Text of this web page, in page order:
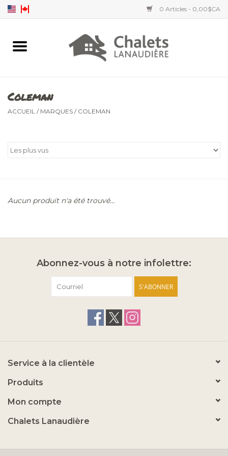
0 Articles - 0,00$CA
Accueil
Vêtements hommes
Coleman
ACCUEIL / MARQUES / COLEMAN
Aucun produit n'a été trouvé...
Abonnez-vous à notre infolettre:
S'ABONNER
Service à la clientèle
Produits
Mon compte
Chalets Lanaudière